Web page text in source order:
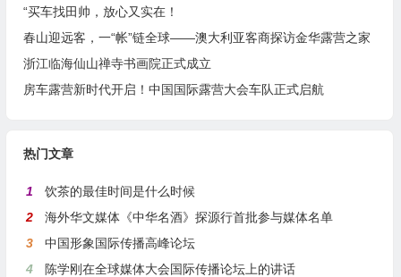
“买车找田帅，放心又实在！
春山迎远客，一“帐”链全球——澳大利亚客商探访金华露营之家
浙江临海仙山禅寺书画院正式成立
房车露营新时代开启！中国国际露营大会车队正式启航
热门文章
1
饮茶的最佳时间是什么时候
2
海外华文媒体《中华名酒》探源行首批参与媒体名单
3
中国形象国际传播高峰论坛
4
陈学刚在全球媒体大会国际传播论坛上的讲话